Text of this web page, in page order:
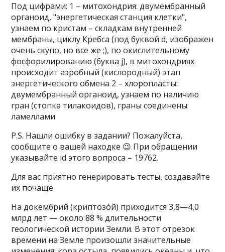
Под цифрами: 1 – митохондрия: двумембранный
органоид, "энергетическая станция клетки",
узнаем по кристам – складкам внутренней
мембраны, циклу Кребса (под буквой d, изображен
очень скупо, но все же ;), по окислительному
фосфорилированию (буква j), в митохондриях
происходит аэробный (кислородный) этап
энергетического обмена 2 – хлоропласты:
двумембранный органоид, узнаем по наличию
гран (стопка тилакоидов), граны соединены
ламеллами
P.S. Нашли ошибку в задании? Пожалуйста,
сообщите о вашей находке 😉 При обращении
указывайте id этого вопроса – 19762.
Для вас приятно генерировать тесты, создавайте
их почаще
На докембрий (криптозо́й) приходится 3,8—4,0
млрд лет — около 88 % длительности
геологической истории Земли. В этот отрезок
времени на Земле произошли значительные